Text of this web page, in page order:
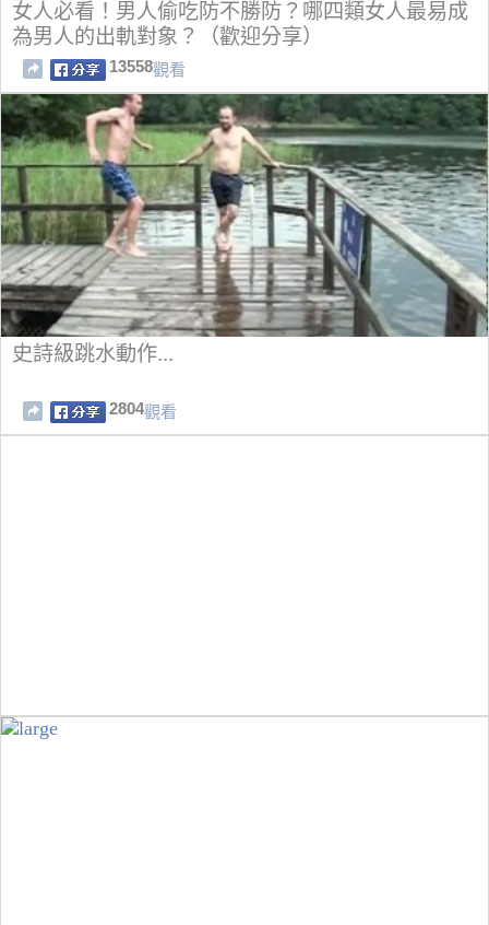
女人必看！男人偷吃防不勝防？哪四類女人最易成
為男人的出軌對象？（歡迎分享）
13558觀看
史詩級跳水動作...
2804觀看